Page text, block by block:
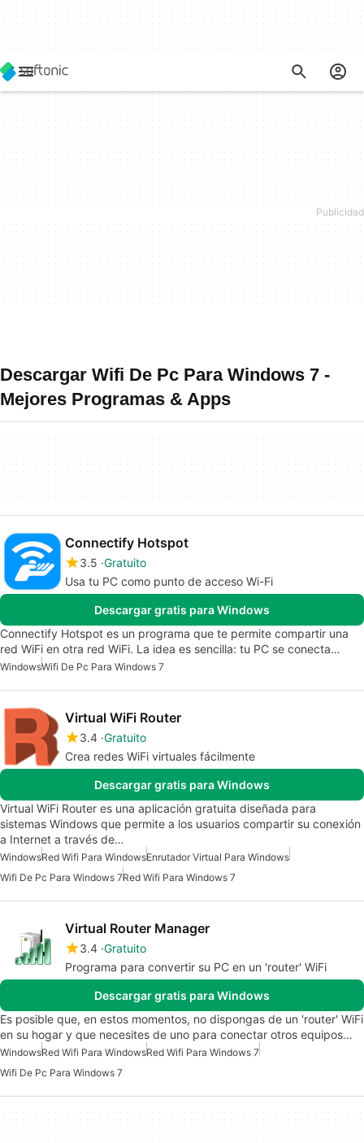
Descargar Wifi De Pc Para Windows 7 -
Mejores Programas & Apps
Connectify Hotspot
3.5 Gratuito
Usa tu PC como punto de acceso Wi-Fi
Descargar gratis para Windows
Connectify Hotspot es un programa que te permite compartir una
red WiFi en otra red WiFi. La idea es sencilla: tu PC se conecta…
WindowsWifi De Pc Para Windows 7
Virtual WiFi Router
3.4 Gratuito
Crea redes WiFi virtuales fácilmente
Descargar gratis para Windows
Virtual WiFi Router es una aplicación gratuita diseñada para
sistemas Windows que permite a los usuarios compartir su conexión
a Internet a través de…
WindowsRed Wifi Para WindowsEnrutador Virtual Para Windows
Wifi De Pc Para Windows 7Red Wifi Para Windows 7
Virtual Router Manager
3.4 Gratuito
Programa para convertir su PC en un 'router' WiFi
Descargar gratis para Windows
Es posible que, en estos momentos, no dispongas de un 'router' WiFi
en su hogar y que necesites de uno para conectar otros equipos…
WindowsRed Wifi Para WindowsRed Wifi Para Windows 7
Wifi De Pc Para Windows 7